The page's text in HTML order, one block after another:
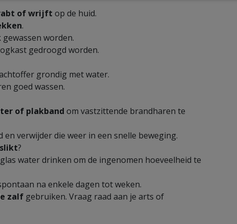
of wrijft op de huid.
.
worden.
gedroogd worden.
grondig met water.
goed wassen.
of plakband om vastzittende brandharen te
verwijder die weer in een snelle beweging.
?
water drinken om de ingenomen hoeveelheid te
na enkele dagen tot weken.
zalf gebruiken. Vraag raad aan je arts of